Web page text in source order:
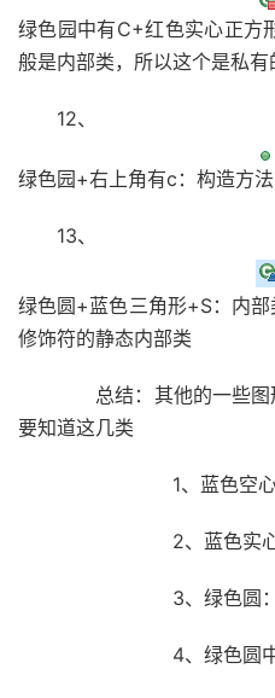
绿色园中有C+红色实心正
般是内部类，所以这个是私有
12、
绿色园+右上角有c：构造方法
13、
绿色圆+蓝色三角形+S：内
修饰符的静态内部类
总结：其他的一些图形
要知道这几类
1、蓝色空心三角
2、蓝色实心三角形
3、绿色圆：公
4、绿色圆中有